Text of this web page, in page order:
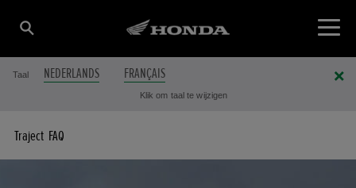
Taal NEDERLANDS FRANÇAIS
Klik om taal te wijzigen
Traject FAQ